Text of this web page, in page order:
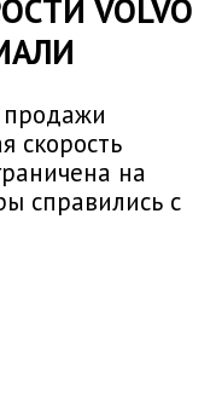
VOLVO
скорость
на
справились с